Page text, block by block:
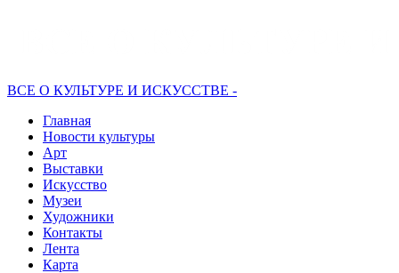
ВСЕ О КУЛЬТУРЕ И ИСКУССТВЕ -
Главная
Новости культуры
Арт
Выставки
Искусство
Музеи
Художники
Контакты
Лента
Карта